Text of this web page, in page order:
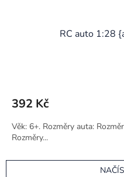
RC auto 1:28
392 Kč
Věk: 6+. Rozměry auta:
Rozměry...